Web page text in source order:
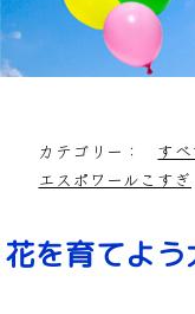
カテゴリー： すべ
エスポワールこすぎ
花を育てよう